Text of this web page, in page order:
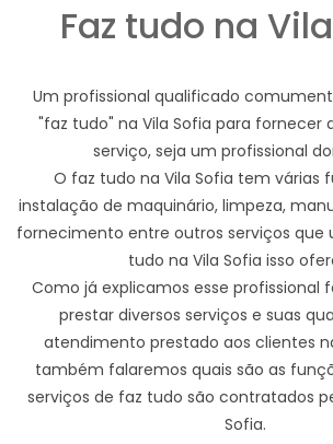
Faz tudo na
Um profissional qualificado
"faz tudo" na Vila Sofia para fornecer
serviço, seja um profissional
O faz tudo na Vila Sofia tem várias
instalação de maquinário, limpeza,
fornecimento entre outros serviços que
tudo na Vila Sofia isso
Como já explicamos esse profissional
prestar diversos serviços e suas
atendimento prestado aos clientes
também falaremos quais são as
serviços de faz tudo são contratados
Sofia.